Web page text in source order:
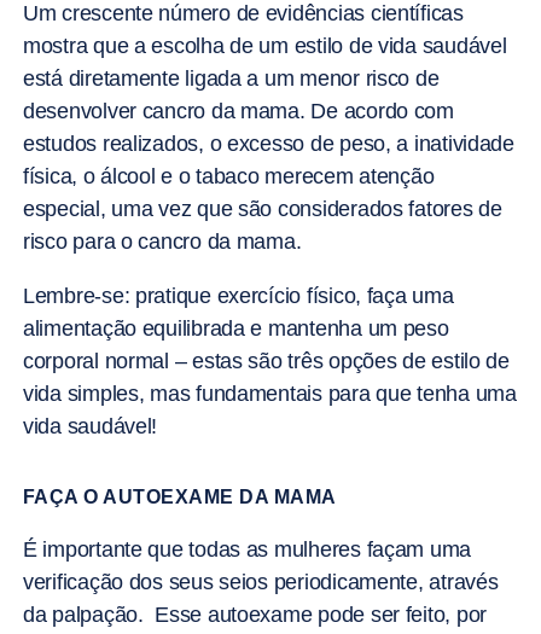
Um crescente número de evidências científicas
mostra que a escolha de um estilo de vida saudável
está diretamente ligada a um menor risco de
desenvolver cancro da mama. De acordo com
estudos realizados, o excesso de peso, a inatividade
física, o álcool e o tabaco merecem atenção
especial, uma vez que são considerados fatores de
risco para o cancro da mama.
Lembre-se: pratique exercício físico, faça uma
alimentação equilibrada e mantenha um peso
corporal normal – estas são três opções de estilo de
vida simples, mas fundamentais para que tenha uma
vida saudável!
FAÇA O AUTOEXAME DA MAMA
É importante que todas as mulheres façam uma
verificação dos seus seios periodicamente, através
da palpação. Esse autoexame pode ser feito, por